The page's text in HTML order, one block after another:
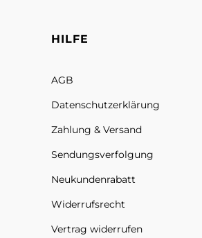
HILFE
AGB
Datenschutz­erklärung
Zahlung & Versand
Sendungs­verfolgung
Neukundenrabatt
Widerrufsrecht
Vertrag widerrufen